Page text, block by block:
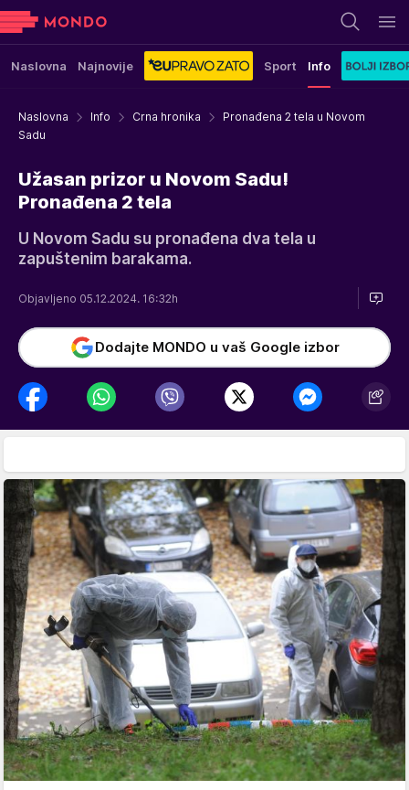
Naslovna Najnovije Sport Info
Naslovna Info Crna hronika
Pronađena 2 tela u Novom
Sadu
Užasan prizor u Novom Sadu!
Pronađena 2 tela
U Novom Sadu su pronađena dva tela u
zapuštenim barakama.
Objavljeno 05.12.2024. 16:32h
Dodajte MONDO u vaš Google izbor